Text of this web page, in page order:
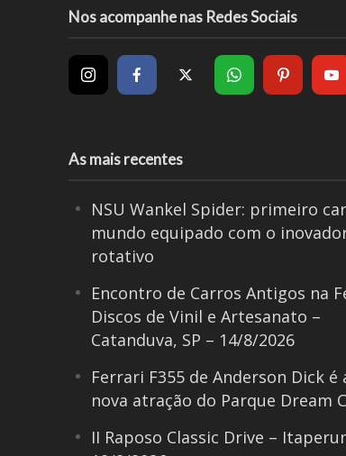
Nos acompanhe nas Redes Sociais
As mais recentes
NSU Wankel Spider: primeiro
mundo equipado com o
rotativo
Encontro de Carros Antigos na
Discos de Vinil e Artesanato –
Catanduva, SP – 14/8/2026
Ferrari F355 de Anderson Dick é
nova atração do Parque Dream
II Raposo Classic Drive –